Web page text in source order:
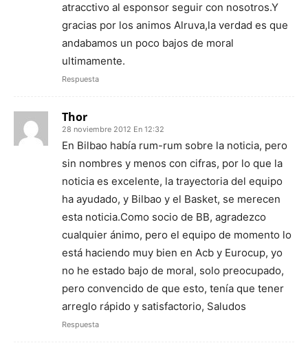
atracctivo al esponsor seguir con nosotros.Y
gracias por los animos Alruva,la verdad es que
andabamos un poco bajos de moral
ultimamente.
Respuesta
Thor
28 noviembre 2012 En 12:32
En Bilbao había rum-rum sobre la noticia, pero
sin nombres y menos con cifras, por lo que la
noticia es excelente, la trayectoria del equipo
ha ayudado, y Bilbao y el Basket, se merecen
esta noticia.Como socio de BB, agradezco
cualquier ánimo, pero el equipo de momento lo
está haciendo muy bien en Acb y Eurocup, yo
no he estado bajo de moral, solo preocupado,
pero convencido de que esto, tenía que tener
arreglo rápido y satisfactorio, Saludos
Respuesta